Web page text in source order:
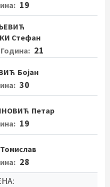
19
Стефан
Година: 21
Бојан
30
Петар
19
Томислав
28